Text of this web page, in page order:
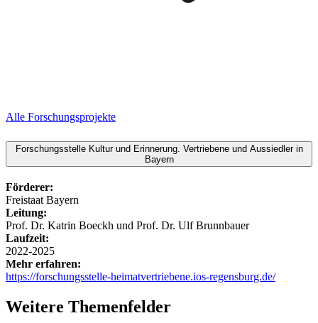
Alle Forschungsprojekte
Forschungsstelle Kultur und Erinnerung. Vertriebene und Aussiedler in
Bayern
Förderer:
Freistaat Bayern
Leitung:
Prof. Dr. Katrin Boeckh und Prof. Dr. Ulf Brunnbauer
Laufzeit:
2022-2025
Mehr erfahren:
https://forschungsstelle-heimatvertriebene.ios-regensburg.de/
Weitere Themenfelder